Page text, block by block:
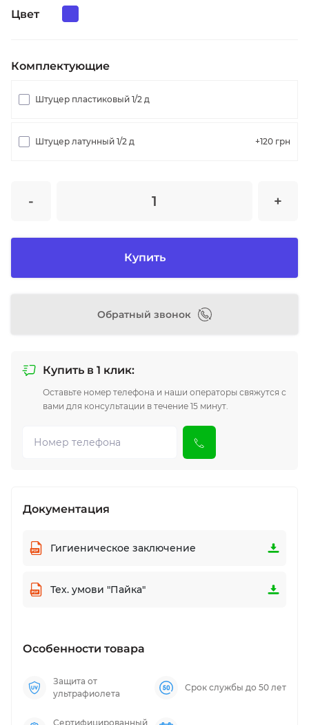
Цвет
Комплектующие
Штуцер пластиковый 1/2 д
Штуцер латунный 1/2 д +120 грн
- +
Купить
Обратный звонок
Купить в 1 клик:
Оставьте номер телефона и наши операторы свяжутся с
вами для консультации в течение 15 минут.
Документация
Гигиеническое заключение
Тех. умови "Пайка"
Особенности товара
Защита от
ультрафиолета
Срок службы до 50 лет
Сертифицированный